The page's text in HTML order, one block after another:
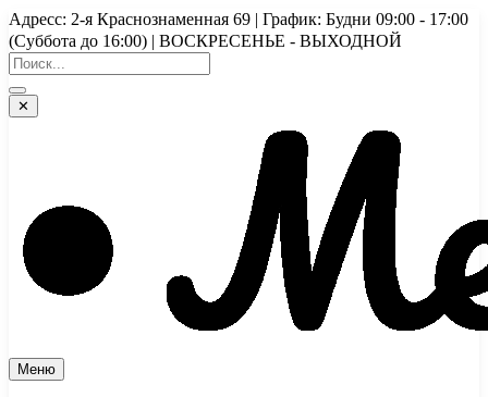
Перейти
к
содержимому
Адресс: 2-я Краснознаменная 69 | График: Будни 09:00 - 17:00
(Суббота до 16:00) | ВОСКРЕСЕНЬЕ - ВЫХОДНОЙ
✕
Меню